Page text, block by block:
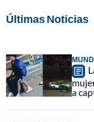
Últimas Noticias
a